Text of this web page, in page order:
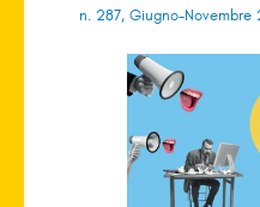
n. 287, Giugno-Novembre